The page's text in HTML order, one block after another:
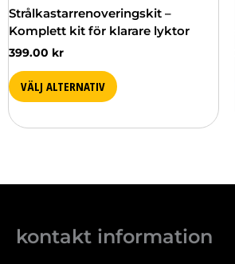
Strålkastarrenoveringskit –
Komplett kit för klarare lyktor
399.00 kr
VÄLJ ALTERNATIV
kontakt information